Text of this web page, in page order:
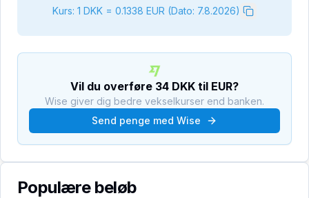
Kurs: 1 DKK = 0.1338 EUR (Dato: 7.8.2026)
Vil du overføre 34 DKK til EUR?
Wise giver dig bedre vekselkurser end banken.
Send penge med Wise
Populære beløb